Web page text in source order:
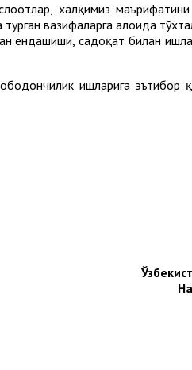
халқимиз
вазифаларга алоҳида
ёндашиши, садоқат билан
ишларига эътибор